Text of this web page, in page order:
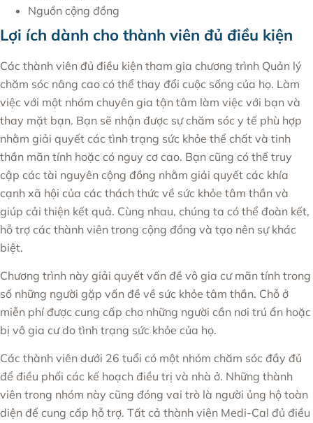
Nguồn cộng đồng
Lợi ích dành cho thành viên đủ điều kiện
Các thành viên đủ điều kiện tham gia chương trình Quản lý
chăm sóc nâng cao có thể thay đổi cuộc sống của họ. Làm
việc với một nhóm chuyên gia tận tâm làm việc với bạn và
thay mặt bạn. Bạn sẽ nhận được sự chăm sóc y tế phù hợp
nhằm giải quyết các tình trạng sức khỏe thể chất và tinh
thần mãn tính hoặc có nguy cơ cao. Bạn cũng có thể truy
cập các tài nguyên cộng đồng nhằm giải quyết các khía
cạnh xã hội của các thách thức về sức khỏe tâm thần và
giúp cải thiện kết quả. Cùng nhau, chúng ta có thể đoàn kết,
hỗ trợ các thành viên trong cộng đồng và tạo nên sự khác
biệt.
Chương trình này giải quyết vấn đề vô gia cư mãn tính trong
số những người gặp vấn đề về sức khỏe tâm thần. Chỗ ở
miễn phí được cung cấp cho những người cần nơi trú ẩn hoặc
bị vô gia cư do tình trạng sức khỏe của họ.
Các thành viên dưới 26 tuổi có một nhóm chăm sóc đầy đủ
để điều phối các kế hoạch điều trị và nhà ở. Những thành
viên trong nhóm này cũng đóng vai trò là người ủng hộ toàn
diện để cung cấp hỗ trợ. Tất cả thành viên Medi-Cal đủ điều